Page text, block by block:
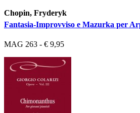
Chopin, Fryderyk
Fantasia-Improvviso e Mazurka per
MAG 263 - € 9,95